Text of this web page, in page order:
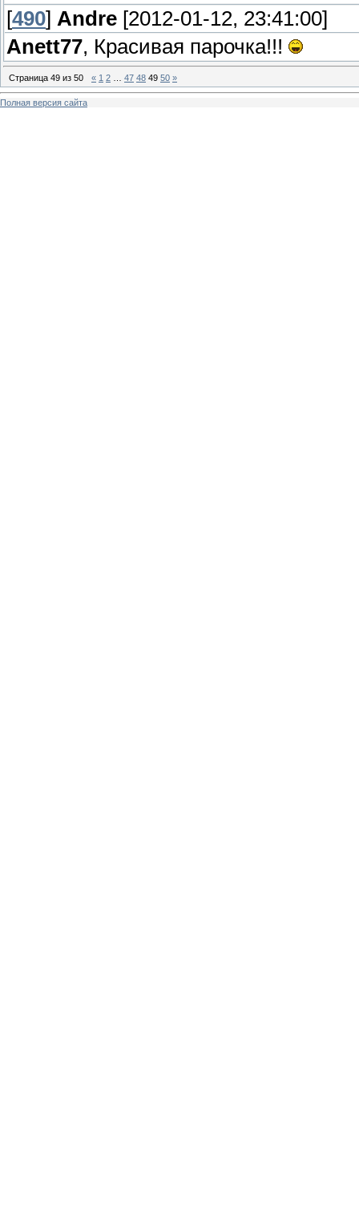
[490] Andre [2012-01-12, 23:41:00]
Anett77, Красивая парочка!!!
Страница 49 из 50 « 1 2 47 48 49 50 »
Полная версия сайта